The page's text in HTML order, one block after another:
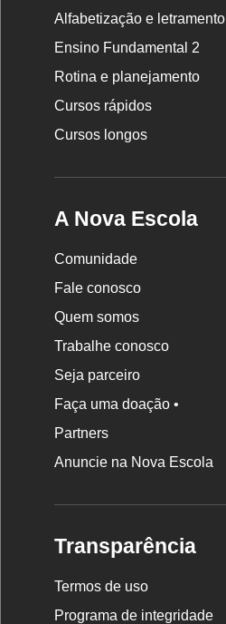
Alfabetização e letramento
Ensino Fundamental 2
Rotina e planejamento
Cursos rápidos
Cursos longos
A Nova Escola
Comunidade
Fale conosco
Quem somos
Trabalhe conosco
Seja parceiro
Faça uma doação •
Partners
Anuncie na Nova Escola
Transparência
Termos de uso
Programa de integridade